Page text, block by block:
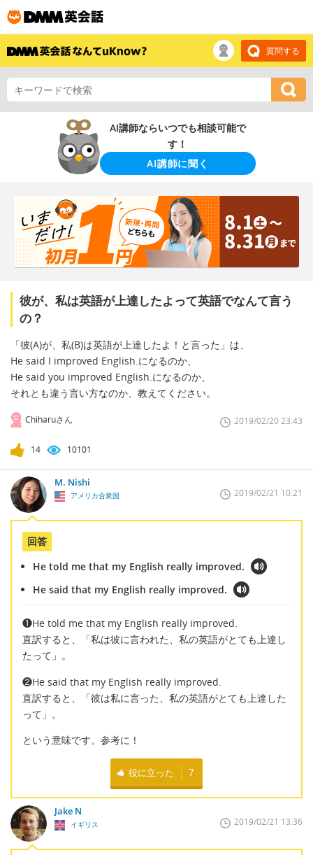
質問する
AI講師ならいつでも相談可能で
す！
AI講師に聞く
彼が、私は英語が上達したよって英語でなんて言う
の？
「彼(A)が、私(B)は英語が上達したよ！と言った」は、
He said I improved English.になるのか、
He said you improved English.になるのか、
それとも違う言い方なのか、教えてください。
Chiharuさん 2019/02/20 23:43
14 10101
M. Nishi
アメリカ合衆国 2019/02/21 10:21
回答
He told me that my English really improved.
He said that my English really improved.
❶He told me that my English really improved.
直訳すると、「私は彼に言われた、私の英語がとても上達し
たって」。
❷He said that my English really improved.
直訳すると、「彼は私に言った、私の英語がとても上達した
って」。
という意味です。参考に！
役に立った 7
Jake N
イギリス 2019/02/21 13:36